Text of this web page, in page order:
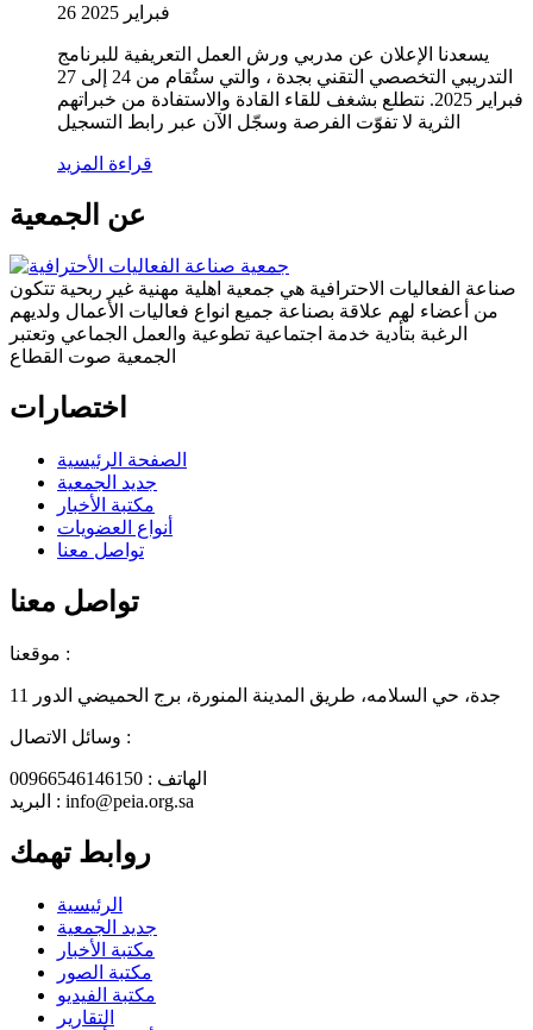
26 فبراير 2025
يسعدنا الإعلان عن مدربي ورش العمل التعريفية للبرنامج
التدريبي التخصصي التقني بجدة ، والتي ستُقام من 24 إلى 27
فبراير 2025. نتطلع بشغف للقاء القادة والاستفادة من خبراتهم
الثرية لا تفوّت الفرصة وسجّل الآن عبر رابط التسجيل
قراءة المزيد
عن الجمعية
صناعة الفعاليات الاحترافية هي جمعية اهلية مهنية غير ربحية تتكون
من أعضاء لهم علاقة بصناعة جميع انواع فعاليات الأعمال ولديهم
الرغبة بتأدية خدمة اجتماعية تطوعية والعمل الجماعي وتعتبر
الجمعية صوت القطاع
اختصارات
الصفحة الرئيسية
جديد الجمعية
مكتبة الأخبار
أنواع العضويات
تواصل معنا
تواصل معنا
موقعنا :
جدة، حي السلامه، طريق المدينة المنورة، برج الحميضي الدور 11
وسائل الاتصال :
الهاتف : 00966546146150
البريد : info@peia.org.sa
روابط تهمك
الرئيسية
جديد الجمعية
مكتبة الأخبار
مكتبة الصور
مكتبة الفيديو
التقارير